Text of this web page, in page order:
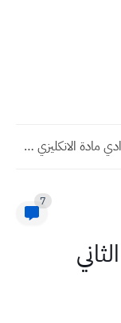
اسئلة الخامس الاعدادي مادة الانكليزي الشهر الاول
7